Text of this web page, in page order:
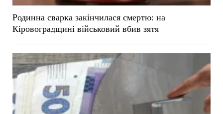
Родинна сварка закінчилася смертю: на
Кіровоградщині військовий вбив зятя